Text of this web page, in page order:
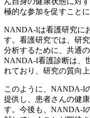
極的な参加を促すこと
NANDA-Iは看護研究に
す。 看護研究では、研
分析するために、共通
NANDA-I看護診断は、
れており、研究の質向
このように、NANDA-I
提供し、患者さんの健
す。今後も、NANDA-I